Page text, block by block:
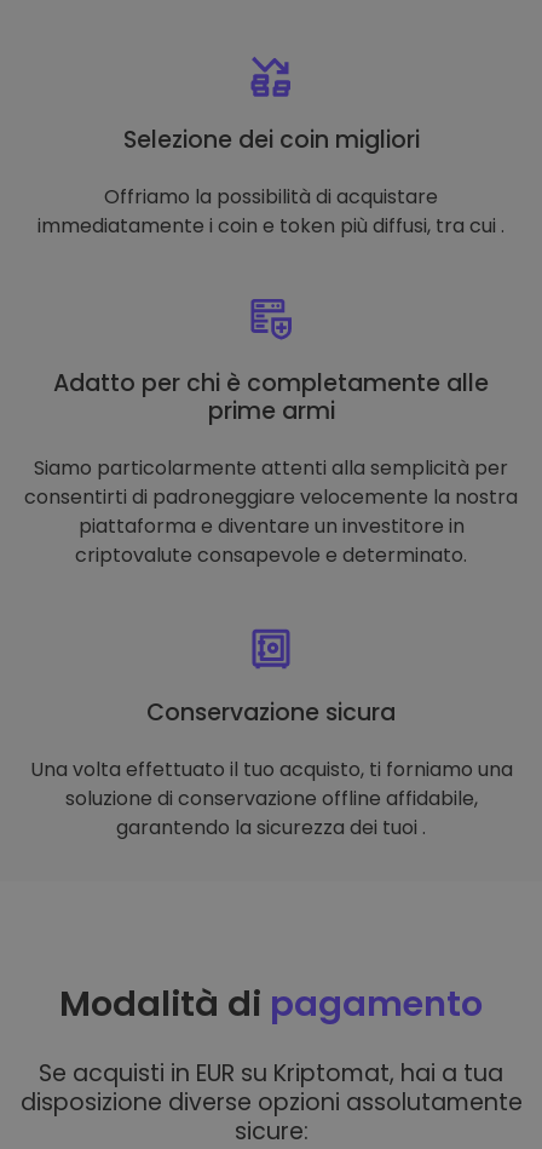
Selezione dei coin migliori
Offriamo la possibilità di acquistare
immediatamente i coin e token più diffusi, tra cui .
Adatto per chi è completamente alle
prime armi
Siamo particolarmente attenti alla semplicità per
consentirti di padroneggiare velocemente la nostra
piattaforma e diventare un investitore in
criptovalute consapevole e determinato.
Conservazione sicura
Una volta effettuato il tuo acquisto, ti forniamo una
soluzione di conservazione offline affidabile,
garantendo la sicurezza dei tuoi .
Modalità di pagamento
Se acquisti in EUR su Kriptomat, hai a tua
disposizione diverse opzioni assolutamente
sicure: